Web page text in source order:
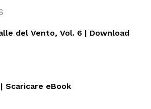
del Vento, Vol. 6 | Download
Scaricare eBook